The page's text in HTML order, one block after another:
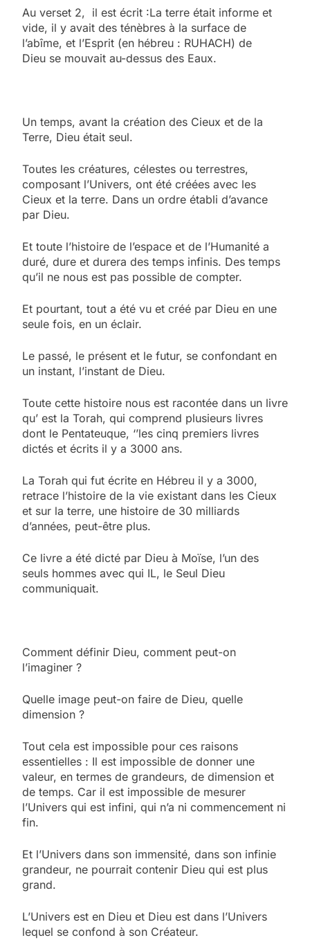
Au verset 2, il est écrit :La terre était informe et
vide, il y avait des ténèbres à la surface de
l’abîme, et l’Esprit (en hébreu : RUHACH) de
Dieu se mouvait au-dessus des Eaux.
Un temps, avant la création des Cieux et de la
Terre, Dieu était seul.
Toutes les créatures, célestes ou terrestres,
composant l’Univers, ont été créées avec les
Cieux et la terre. Dans un ordre établi d’avance
par Dieu.
Et toute l’histoire de l’espace et de l’Humanité a
duré, dure et durera des temps infinis. Des temps
qu’il ne nous est pas possible de compter.
Et pourtant, tout a été vu et créé par Dieu en une
seule fois, en un éclair.
Le passé, le présent et le futur, se confondant en
un instant, l’instant de Dieu.
Toute cette histoire nous est racontée dans un livre
qu’ est la Torah, qui comprend plusieurs livres
dont le Pentateuque, ‘’les cinq premiers livres
dictés et écrits il y a 3000 ans.
La Torah qui fut écrite en Hébreu il y a 3000,
retrace l’histoire de la vie existant dans les Cieux
et sur la terre, une histoire de 30 milliards
d’années, peut-être plus.
Ce livre a été dicté par Dieu à Moïse, l’un des
seuls hommes avec qui IL, le Seul Dieu
communiquait.
Comment définir Dieu, comment peut-on
l’imaginer ?
Quelle image peut-on faire de Dieu, quelle
dimension ?
Tout cela est impossible pour ces raisons
essentielles : Il est impossible de donner une
valeur, en termes de grandeurs, de dimension et
de temps. Car il est impossible de mesurer
l’Univers qui est infini, qui n’a ni commencement ni
fin.
Et l’Univers dans son immensité, dans son infinie
grandeur, ne pourrait contenir Dieu qui est plus
grand.
L’Univers est en Dieu et Dieu est dans l’Univers
lequel se confond à son Créateur.